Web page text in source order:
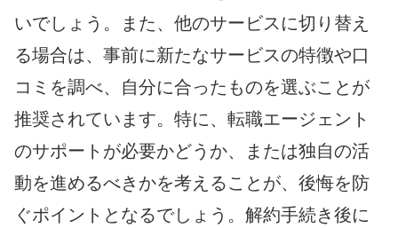
いでしょう。また、他のサービスに切り替え
る場合は、事前に新たなサービスの特徴や口
コミを調べ、自分に合ったものを選ぶことが
推奨されています。特に、転職エージェント
のサポートが必要かどうか、または独自の活
動を進めるべきかを考えることが、後悔を防
ぐポイントとなるでしょう。解約手続き後に